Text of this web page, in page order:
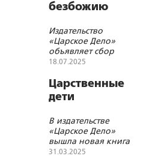
безбожию
Издательство
«Царское Дело»
объявляет сбор
средств на третью
митрополита Иоанна
(Снычева)
18.07.2025
Царственные
дети
В издательстве
«Царское Дело»
вышла новая книга
о детях святой семьи
31.03.2025